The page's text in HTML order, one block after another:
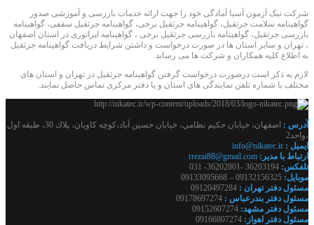
شرکت نیک آزمون آسیا آمادگی خود را جهت ارائه خدمات بازرسی و آموزشی صدور
گواهینامه سلامت جرثقیل، گواهینامه جرثقیل برجی، گواهینامه جرثقیل سقفی، گواهینامه
بازرسی جرثقیل، گواهینامه بازرسی جرثقیل برجی ، گواهینامه اپراتوری در استان اصفهان
، تهران و سایر استان ها در صورت درخواست و داشتن شرایط دریافت گواهینامه جرثقیل
به اطلاع کلیه همکاران و شرکت ها می رساند.
لازم به ذکر است درصورت درخواست گرفتن گواهینامه جرثقیل در تهران و استان های
مختلف با شماره تلفن نمایندگی های استان و یا دفتر مرکزی تماس حاصل نمایند.
آدرس :
اصفهان، خيابان حكيم نظامي، خيابان حسين آباد،كوچه كاويان، پلاك 30، طبقه اول
،واحد2
ايميل : info@nikatec.ir
ارتباط با مدير: rrezai88@gmail.com
تلفكس: 36203194 -36202801- 031
موبايل: 09132156325 – 09133095668
مسئول دفتر تهران : 09120497284
مسئول دفتر بندرعباس : 09178697274
مسئول دفتر مشهد: 09152607274
مسئول دفتر اهواز: 09166807274